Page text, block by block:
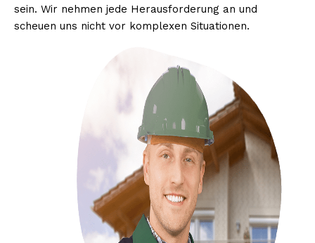
sein. Wir nehmen jede Herausforderung an und
scheuen uns nicht vor komplexen Situationen.